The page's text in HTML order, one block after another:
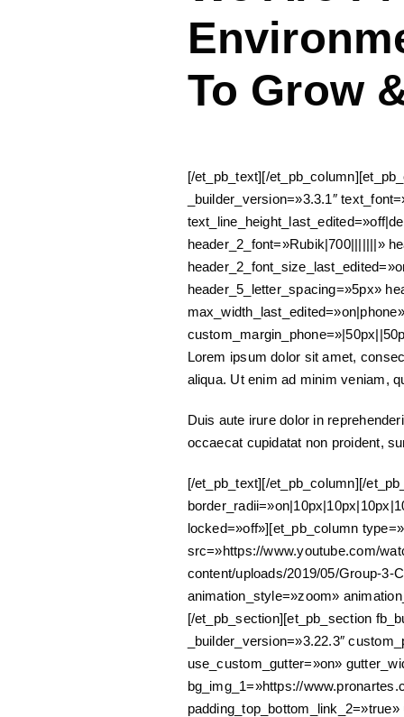
To Grow
[/et_pb_text][/
_builder_version=»3.3.1″
header_2_font=»Rubik|700|||||||»
header_5_letter_spacing=»5px»
Lorem ipsum dolor sit amet,
aliqua. Ut enim ad minim veniam,
Duis aute irure dolor in
occaecat cupidatat non proident,
[/et_pb_text][/et_pb_column][/
locked=»off»][et_pb_column
src=»https://www.youtube.com/
content/uploads/2019/05/Group-3-
animation_style=»zoom»
[/et_pb_section][et_pb_section
_builder_version=»3.22.3″
use_custom_gutter=»on»
bg_img_1=»https://